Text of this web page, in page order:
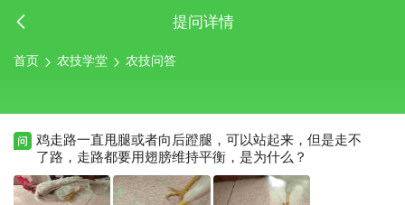
提问详情
首页 农技学堂 农技问答
鸡走路一直甩腿或者向后蹬腿，可以站起来，但是走不
了路，走路都要用翅膀维持平衡，是为什么？